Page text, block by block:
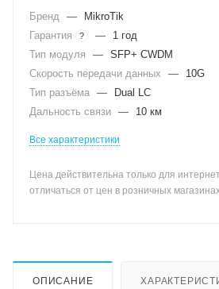
Бренд —
MikroTik
Гарантия
? —
1 год
Тип модуля
— SFP+ CWDM
Скорость передачи данных
—
10G
Тип разъёма —
Dual LC
Дальность связи — 10 км
Все характеристики
Цена действительна только для
отличаться от цен в розничных
ОПИСАНИЕ